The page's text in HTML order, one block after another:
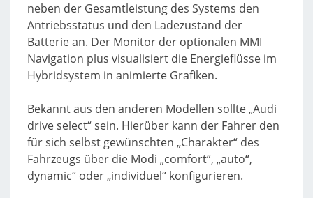
neben der Gesamtleistung des Systems den
Antriebsstatus und den Ladezustand der
Batterie an. Der Monitor der optionalen MMI
Navigation plus visualisiert die Energieflüsse im
Hybridsystem in animierte Grafiken.
Bekannt aus den anderen Modellen sollte „Audi
drive select“ sein. Hierüber kann der Fahrer den
für sich selbst gewünschten „Charakter“ des
Fahrzeugs über die Modi „comfort“, „auto“,
dynamic“ oder „individuel“ konfigurieren.